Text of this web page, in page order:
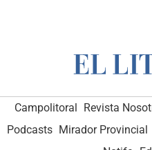
Campolitoral Revista
Podcasts Mirador Provincial